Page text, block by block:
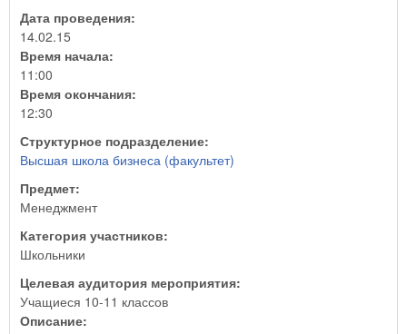
Дата проведения:
14.02.15
Время начала:
11:00
Время окончания:
12:30
Структурное подразделение:
Высшая школа бизнеса (факультет)
Предмет:
Менеджмент
Категория участников:
Школьники
Целевая аудитория мероприятия:
Учащиеся 10-11 классов
Описание: